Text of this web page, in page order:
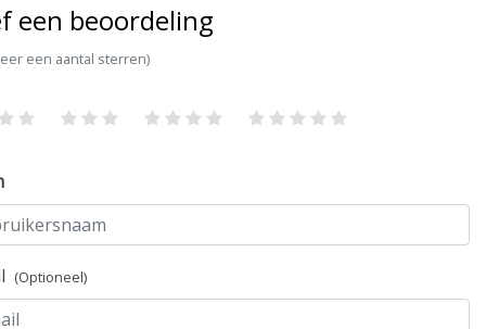
een beoordeling
een aantal sterren)
(Optioneel)